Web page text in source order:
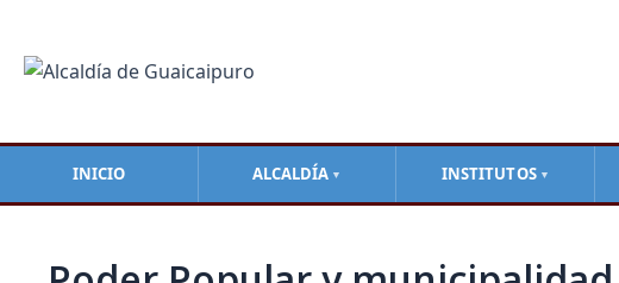
INICIO ALCALDÍA ▼ INSTITUTOS ▼
contenido
entradas